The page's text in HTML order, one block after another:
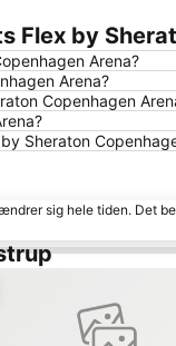
Flex by
Arena?
Arena?
Copenhagen
Sheraton
sig hele tiden. Det
favoritter